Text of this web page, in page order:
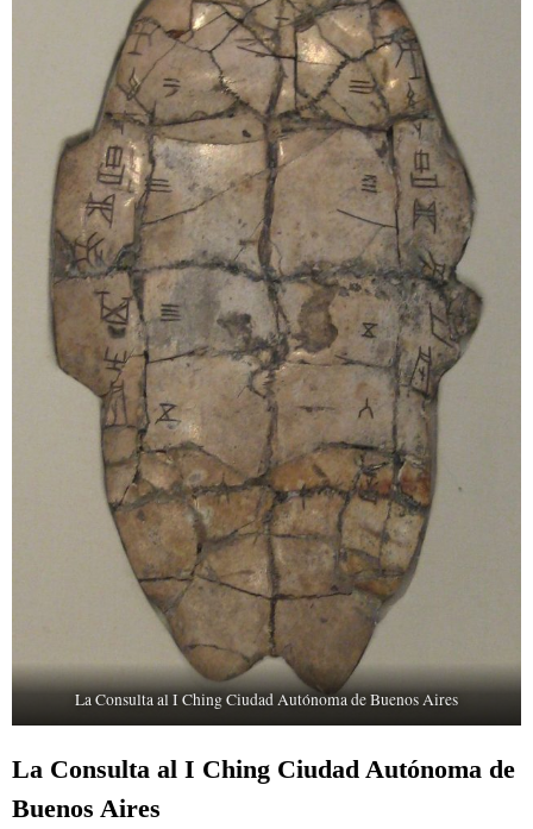
La Consulta al I Ching Ciudad Autónoma de Buenos Aires
La Consulta al I Ching Ciudad Autónoma de
Buenos Aires